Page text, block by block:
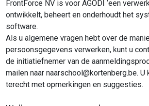
FrontForce NV is voor AGODI ‘een
ontwikkelt, beheert en onderhoudt het
software.
Als u algemene vragen hebt over de
persoonsgegevens verwerken, kunt u
de initiatiefnemer van de
mailen naar naarschool@kortenberg.be. U
terecht met opmerkingen en suggesties.